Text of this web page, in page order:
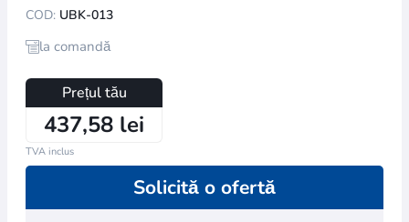
COD: UBK-013
la comandă
Prețul tău
437,58 lei
TVA inclus
Solicită o ofertă